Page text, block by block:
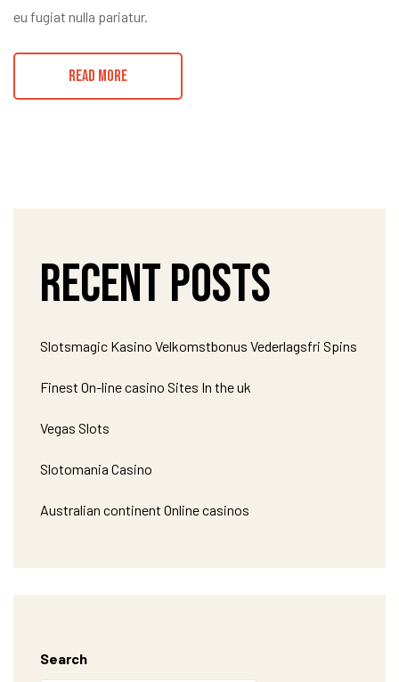
eu fugiat nulla pariatur.
READ MORE
Recent Posts
Slotsmagic Kasino Velkomstbonus Vederlagsfri Spins
Finest On-line casino Sites In the uk
Vegas Slots
Slotomania Casino
Australian continent Online casinos
Search